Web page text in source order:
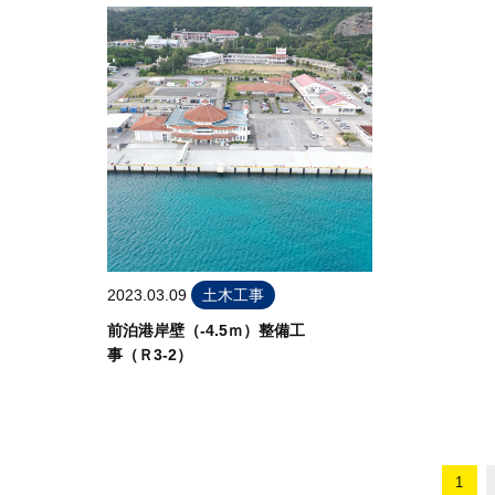
2023.03.09
土木工事
前泊港岸壁（-4.5ｍ）整備工
事（Ｒ3-2）
1